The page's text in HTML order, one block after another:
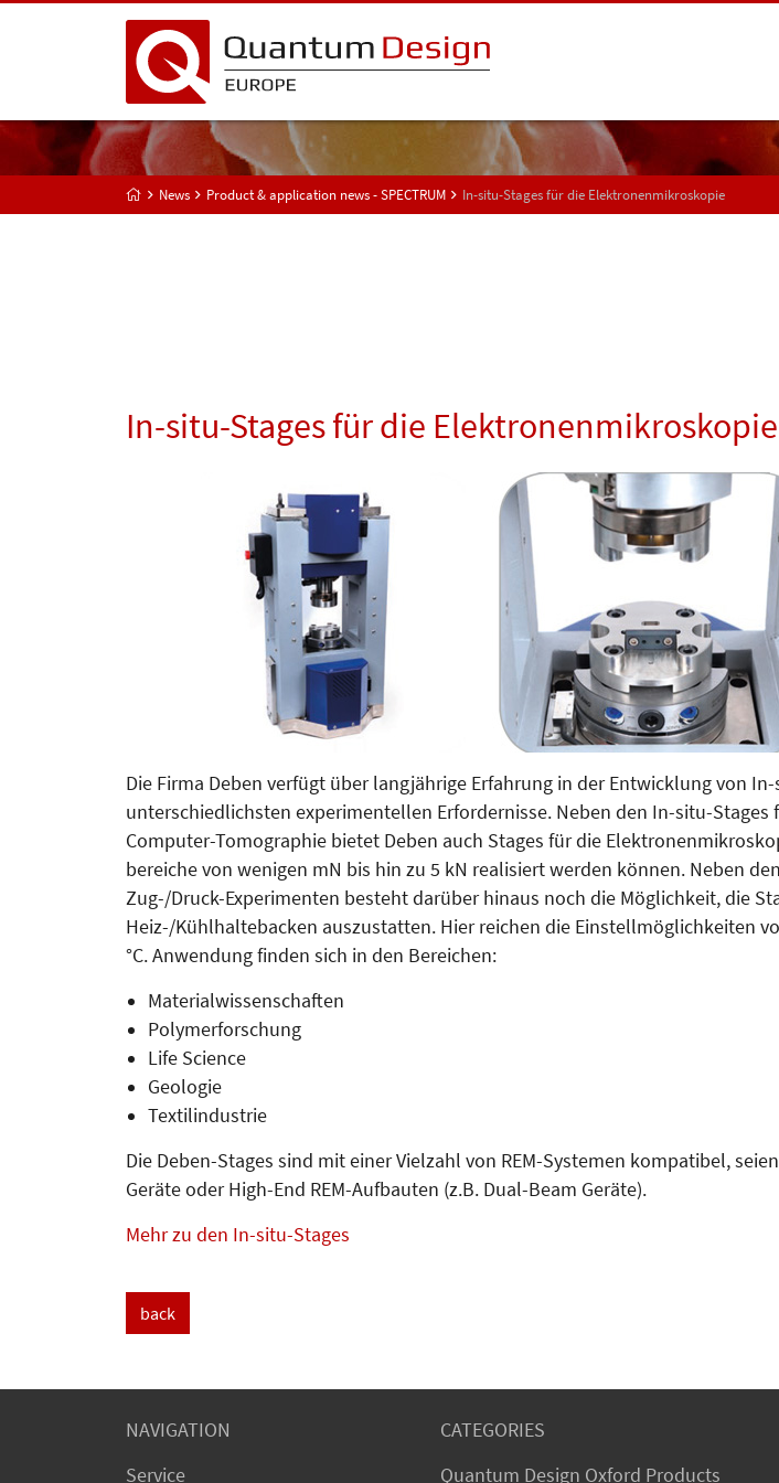
News Product & application news - SPECTRUM In-situ-Stages für die Elektronenmikroskopie
In-situ-Stages für die Elektronenmikroskopie
Die Firma Deben verfügt über langjährige Erfahrung in der Entwicklung von
unterschied­lichsten experimentellen Erfor­dernis­se. Neben den In-situ-Stages
Computer-Tomo­graphie bietet Deben auch Stages für die
bereiche von wenigen mN bis hin zu 5 kN realisiert werden können. Neben
Zug-/Druck-Experimenten besteht darüber hinaus noch die Möglichkeit, die
Heiz-/Kühlhaltebacken auszustatten. Hier reichen die Einstellmöglichkeiten
°C. Anwendung finden sich in den Bereichen:
Materialwissenschaften
Polymerforschung
Life Science
Geologie
Textilindustrie
Die Deben-Stages sind mit einer Vielzahl von REM-Systemen kompatibel,
Geräte oder High-End REM-Aufbauten (z.B. Dual-Beam Geräte).
Mehr zu den In-situ-Stages
back
NAVIGATION
Service
CATEGORIES
Quantum Design Oxford Products